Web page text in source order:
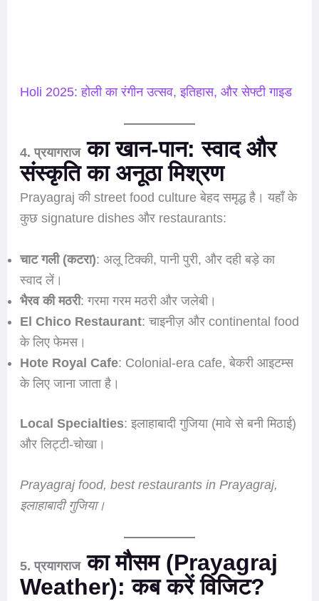
Holi 2025: होली का रंगीन उत्सव, इतिहास, और सेफ्टी गाइड
4. प्रयागराजका खान-पान: स्वाद और
संस्कृति का अनूठा मिश्रण
Prayagraj की street food culture बेहद समृद्ध है। यहाँ के
कुछ signature dishes और restaurants:
चाट गली (कटरा): अलू टिक्की, पानी पुरी, और दही बड़े का
स्वाद लें।
भैरव की मठरी: गरमा गरम मठरी और जलेबी।
El Chico Restaurant: चाइनीज़ और continental food
के लिए फेमस।
Hote Royal Cafe: Colonial-era cafe, बेकरी आइटम्स
के लिए जाना जाता है।
Local Specialties: इलाहाबादी गुजिया (मावे से बनी मिठाई)
और लिट्टी-चोखा।
Prayagraj food, best restaurants in Prayagraj,
इलाहाबादी गुजिया।
5. प्रयागराजका मौसम (Prayagraj
Weather): कब करें विजिट?